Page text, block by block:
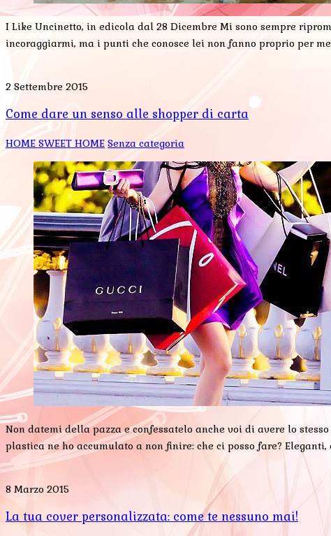
I Like Uncinetto, in edicola dal 28 Dicembre Mi sono sempre
incoraggiarmi, ma i punti che conosce lei non fanno proprio per
2 Settembre 2015
Come dare un senso alle shopper di carta
HOME SWEET HOME Senza categoria
Non datemi della pazza e confessatelo anche voi di avere lo
plastica ne ho accumulato a non finire: che ci posso fare?
8 Marzo 2015
La tua cover personalizzata: come te nessuno mai!